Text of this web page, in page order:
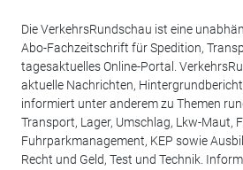
Die VerkehrsRundschau ist eine
Abo-Fachzeitschrift für Spedition,
tagesaktuelles Online-Portal.
aktuelle Nachrichten,
informiert unter anderem zu Themen
Transport, Lager, Umschlag, Lkw-Maut,
Fuhrparkmanagement, KEP sowie
Recht und Geld, Test und Technik.